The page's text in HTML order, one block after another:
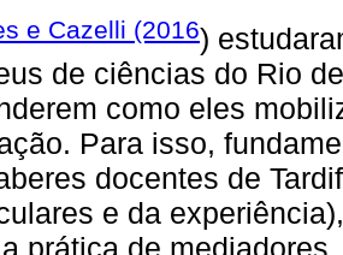
e Cazelli (2016)
de ciências do Rio
como eles
Para isso,
docentes de
e da
prática de